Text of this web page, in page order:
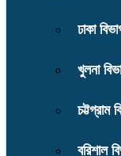
ঢাকা
খুলনা
চট্টগ্রাম
বরিশাল